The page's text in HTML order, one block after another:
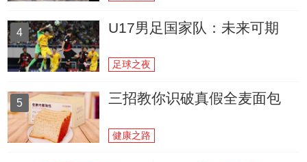
4 U17男足国家队：未来可期
足球之夜
5 三招教你识破真假全麦面包
健康之路